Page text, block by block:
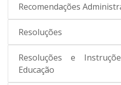
Recomendações
Resoluções
Resoluções e
Educação